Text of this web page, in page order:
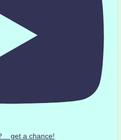
get a chance!